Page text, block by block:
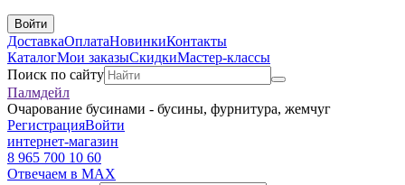
Войти
ДоставкаОплатаНовинкиКонтакты
КаталогМои заказыСкидкиМастер-классы
Поиск по сайту
Палмдейл
Очарование бусинами - бусины, фурнитура, жемчуг
РегистрацияВойти
интернет-магазин
8 965 700 10 60
Отвечаем в MAX